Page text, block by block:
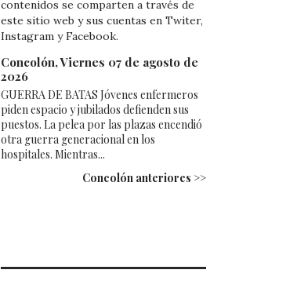
contenidos se comparten a través de
este sitio web y sus cuentas en Twiter,
Instagram y Facebook.
Concolón, Viernes 07 de agosto de
2026
GUERRA DE BATAS Jóvenes enfermeros
piden espacio y jubilados defienden sus
puestos. La pelea por las plazas encendió
otra guerra generacional en los
hospitales. Mientras...
Concolón anteriores >>